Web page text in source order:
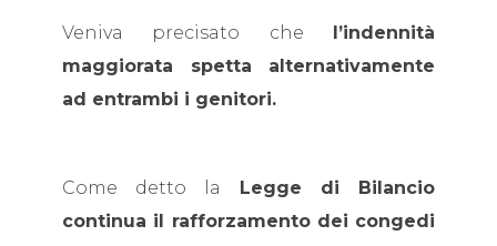
Veniva precisato che l’indennità
maggiorata spetta alternativamente
ad entrambi i genitori.
Come detto la Legge di Bilancio
continua il rafforzamento dei congedi